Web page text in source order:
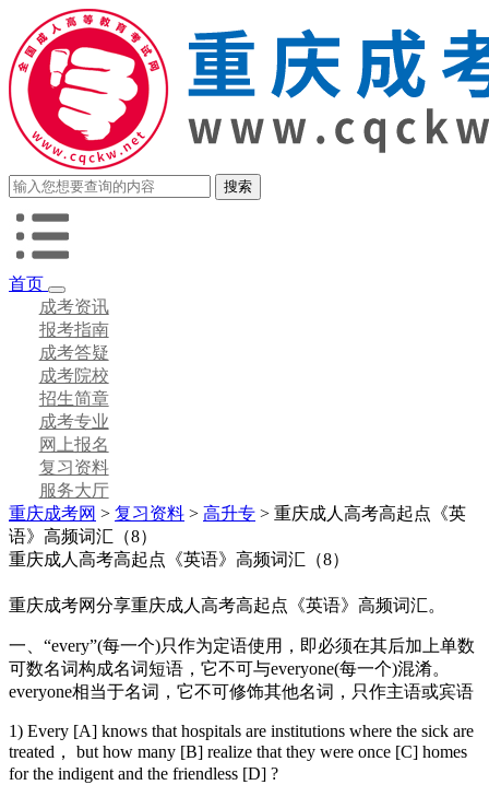
首页
成考资讯
报考指南
成考答疑
成考院校
招生简章
成考专业
网上报名
复习资料
服务大厅
重庆成考网 > 复习资料 > 高升专 > 重庆成人高考高起点《英
语》高频词汇（8）
重庆成人高考高起点《英语》高频词汇（8）
重庆成考网分享重庆成人高考高起点《英语》高频词汇。
一、“every”(每一个)只作为定语使用，即必须在其后加上单数
可数名词构成名词短语，它不可与everyone(每一个)混淆。
everyone相当于名词，它不可修饰其他名词，只作主语或宾语
1) Every [A] knows that hospitals are institutions where the sick are
treated， but how many [B] realize that they were once [C] homes
for the indigent and the friendless [D] ?